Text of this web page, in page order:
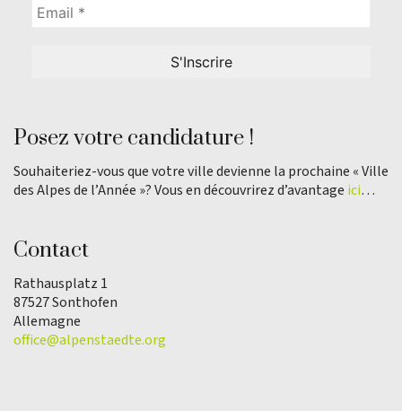
Posez votre candidature !
Souhaiteriez-vous que votre ville devienne la prochaine « Ville
des Alpes de l’Année »? Vous en découvrirez d’avantage ici…
Contact
Rathausplatz 1
87527 Sonthofen
Allemagne
office@alpenstaedte.org